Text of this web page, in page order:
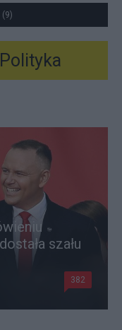
(9)
Polityka
szału
382